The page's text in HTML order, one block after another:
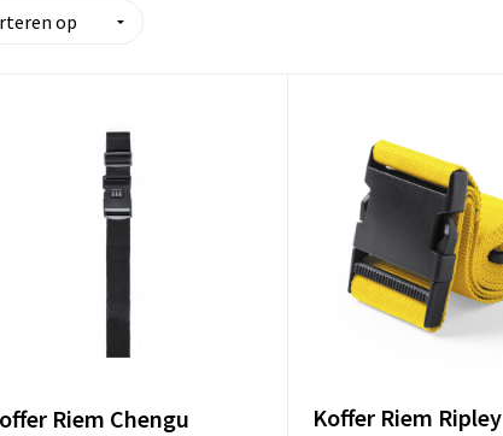
Riem Chengu Koffer Riem Ripley